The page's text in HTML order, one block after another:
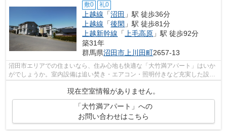
敷0 礼0
上越線 「沼田 」駅 徒歩36分
上越線 「後閑 」駅 徒歩81分
上越新幹線 「 上毛高原 」駅 徒歩92分
築31年
群馬県沼田市 上川田町2657-13
沼田市エリアでの住まいなら、住み心地も快適な「大竹満アパート」はいか
がでしょうか。室内設備は追い焚き・エアコン・照明付きなど充実した設備
現在空室情報がありません。
「大竹満アパート」への
お問い合わせはこちら